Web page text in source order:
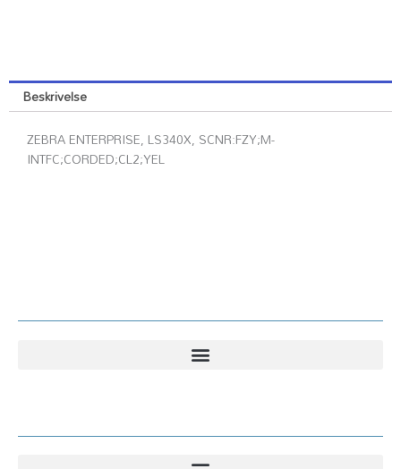
Beskrivelse
ZEBRA ENTERPRISE, LS340X, SCNR:FZY;M-
INTFC;CORDED;CL2;YEL